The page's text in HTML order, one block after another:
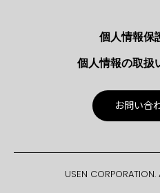
個人情報保
個人情報の取扱
お問い合
USEN